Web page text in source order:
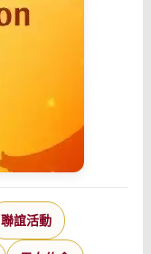
聯誼活動